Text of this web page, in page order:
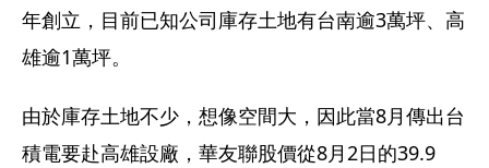
年創立，目前已知公司庫存土地有台南逾3萬坪、高
雄逾1萬坪。
由於庫存土地不少，想像空間大，因此當8月傳出台
積電要赴高雄設廠，華友聯股價從8月2日的39.9